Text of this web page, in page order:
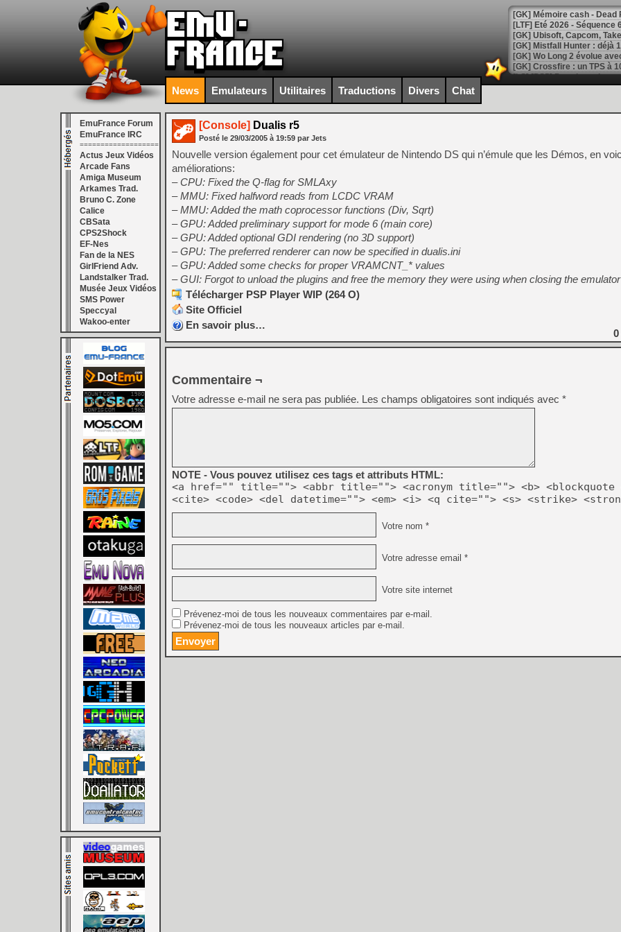
[LTF] Eté 2026 - Séquence
[GK] Mistfall Hunter : déjà
[GK] Wo Long 2 évolue
[GK] Crossfire : un TPS à
[LS] [PS5] Premiers
[Mo5] DOOM arrive en
[GK] Bethesda fête les 30
[GK] Roblox : l'action en
[GK] Agenda - GeForce
[LS] [PS5] ps5-y2jb-
[GK] Pourquoi Marvel
[GK] Test : Restory : Chill
[GK] GTA 6 : Rockstar
[GK] Hot Wheels Infinite
[GK] Mémoire cash -
[GK] Résultats Nintendo :
[GK] Déjà des
[Mo5] Brickboy cherche à
[GK] Minecraft et ses «
[GK] Beast of
[GK] Ubisoft : fin de partie
[GK] Mémoire cash -
[GK] Dan Houser (GTA)
[GK] Comment EA Sports
[GK] Crimson Moon : un
[GK] Isle of Reveries : le
[GK] Moonlighter 2 : The
[GK] Capcom relance
[GK] Guillermo del Toro
News Emulateurs Utilitaires Traductions Divers Chat
EmuFrance Forum
EmuFrance IRC
===================
Actus Jeux Vidéos
Arcade Fans
Amiga Museum
Arkames Trad.
Bruno C. Zone
Calice
CBSata
CPS2Shock
EF-Nes
Fan de la NES
GirlFriend Adv.
Landstalker Trad.
Musée Jeux Vidéos
SMS Power
Speccyal
Wakoo-enter
[Console] Dualis r5
Posté le 29/03/2005 à 19:59 par Jets
Nouvelle version également pour cet émulateur de Nintendo DS qui n’émule que les Démos, en
améliorations:
– CPU: Fixed the Q-flag for SMLAxy
– MMU: Fixed halfword reads from LCDC VRAM
– MMU: Added the math coprocessor functions (Div, Sqrt)
– GPU: Added preliminary support for mode 6 (main core)
– GPU: Added optional GDI rendering (no 3D support)
– GPU: The preferred renderer can now be specified in dualis.ini
– GPU: Added some checks for proper VRAMCNT_* values
– GUI: Forgot to unload the plugins and free the memory they were using when closing the
Télécharger PSP Player WIP (264 O)
Site Officiel
En savoir plus…
0
Commentaire ¬
Votre adresse e-mail ne sera pas publiée. Les champs obligatoires sont indiqués avec *
NOTE - Vous pouvez utilisez ces tags et attributs HTML:
<a href="" title=""> <abbr title=""> <acronym title=""> <b> <blockquote
<cite> <code> <del datetime=""> <em> <i> <q cite=""> <s> <strike>
Votre nom *
Votre adresse email *
Votre site internet
Prévenez-moi de tous les nouveaux commentaires par e-mail.
Prévenez-moi de tous les nouveaux articles par e-mail.